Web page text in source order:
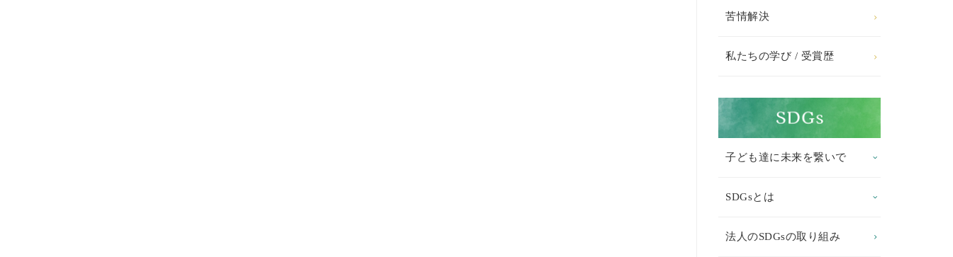
苦情解決
私たちの学び / 受賞歴
子ども達に未来を繋いで
SDGsとは
法人のSDGsの取り組み